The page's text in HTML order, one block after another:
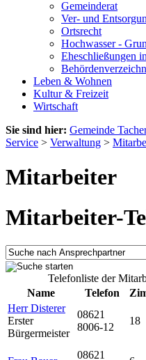
Gemeinderat
Ver- und
Ortsrecht
Hochwasser -
Eheschließungen
Leben & Wohnen
Kultur & Freizeit
Wirtschaft
Sie sind hier: Gemeinde
Service > Verwaltung >
Mitarbeiter
Mitarbeiter-
Telefonliste der
Name
Telefon
Herr Disterer
Erster
Bürgermeister
08621
8006-12
18
08621